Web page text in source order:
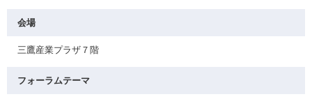
会場
三鷹産業プラザ７階
フォーラムテーマ